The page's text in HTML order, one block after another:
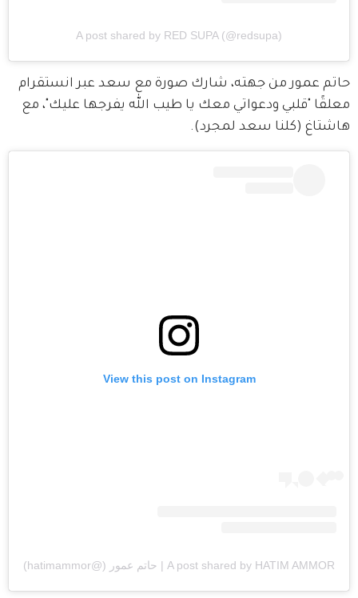
A post shared by RED SUPA (@redsupa)
حاتم عمور من جهته، شارك صورة مع سعد عبر انستقرام
معلقًا "قلبي ودعواتي معك يا طيب الله يفرجها عليك"، مع
هاشتاغ (كلنا سعد لمجرد).
View this post on Instagram
A post shared by HATIM AMMOR | حاتم عمور (@hatimammor)